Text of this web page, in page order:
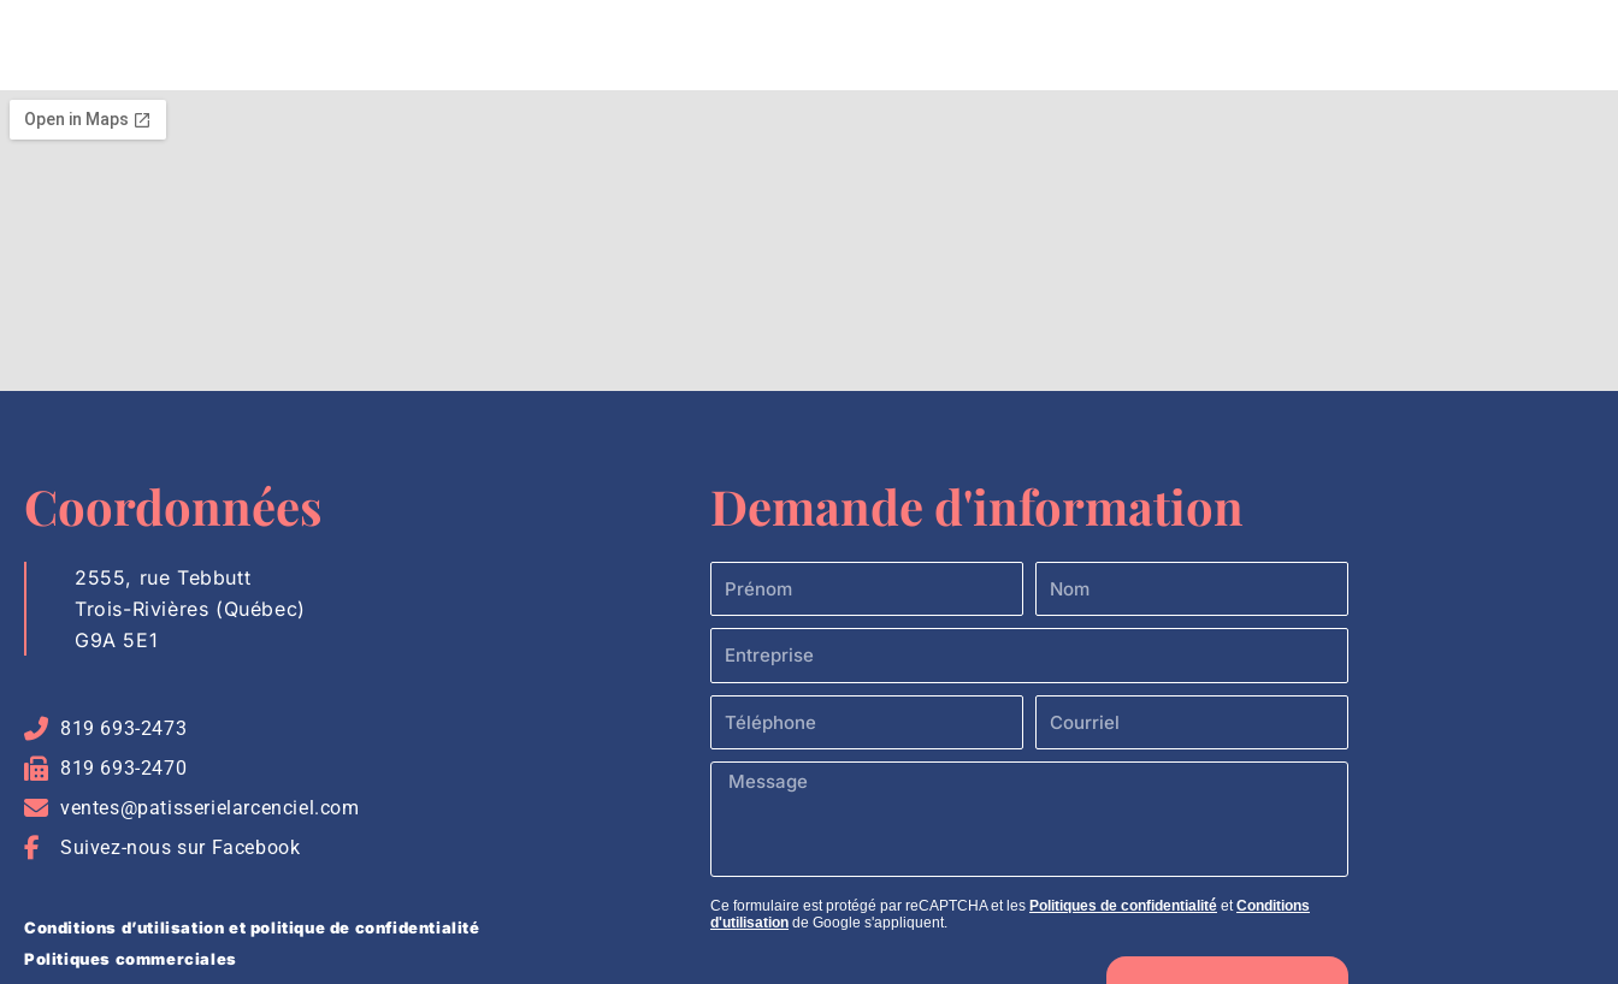
Coordonnées
2555, rue Tebbutt
Trois-Rivières (Québec)
G9A 5E1
819 693-2473
819 693-2470
ventes@patisserielarcenciel.com
Suivez-nous sur Facebook
Conditions d’utilisation et politique de confidentialité
Politiques commerciales
Demande d'information
Entreprise
Message
Ce formulaire est protégé par reCAPTCHA et les Politiques de confidentialité etConditions
d'utilisation de Google s'appliquent.